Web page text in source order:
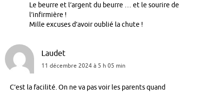
Le beurre et l’argent du beurre … et le sourire de
l’infirmière !
Mille excuses d’avoir oublié la chute !
Laudet
11 décembre 2024 à 5 h 05 min
C’est la facilité. On ne va pas voir les parents quand